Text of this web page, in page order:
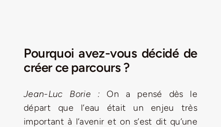
Pourquoi avez-vous décidé de
créer ce parcours ?
Jean-Luc Borie : On a pensé dès le
départ que l’eau était un enjeu très
important à l’avenir et on s’est dit qu’une